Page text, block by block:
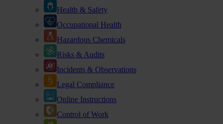
Health & Safety
Occupational Health
Hazardous Chemicals
Risks & Audits
Incidents & Observations
Legal Compliance
Online Instructions
Control of Work